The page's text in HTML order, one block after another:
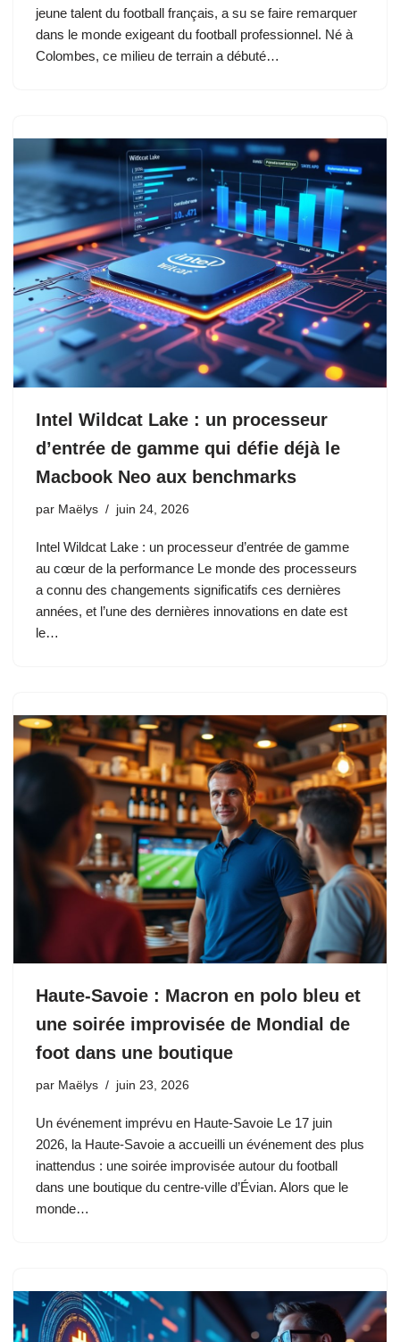
jeune talent du football français, a su se faire remarquer
dans le monde exigeant du football professionnel. Né à
Colombes, ce milieu de terrain a débuté…
Intel Wildcat Lake : un processeur
d’entrée de gamme qui défie déjà le
Macbook Neo aux benchmarks
par Maëlys juin 24, 2026
Intel Wildcat Lake : un processeur d’entrée de gamme
au cœur de la performance Le monde des processeurs
a connu des changements significatifs ces dernières
années, et l’une des dernières innovations en date est
le…
Haute-Savoie : Macron en polo bleu et
une soirée improvisée de Mondial de
foot dans une boutique
par Maëlys juin 23, 2026
Un événement imprévu en Haute-Savoie Le 17 juin
2026, la Haute-Savoie a accueilli un événement des plus
inattendus : une soirée improvisée autour du football
dans une boutique du centre-ville d’Évian. Alors que le
monde…